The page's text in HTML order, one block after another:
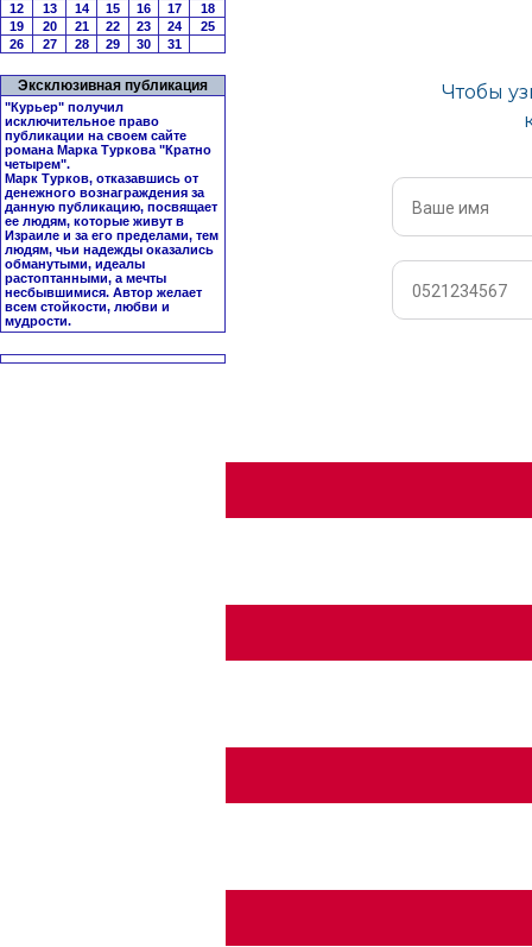
12
13 14 15 16 17
18
19
20 21 22 23 24
25
26
27 28 29 30 31
Эксклюзивная публикация
"Курьер" получил
исключительное право
публикации на своем сайте
романа Марка Туркова "Кратно
четырем".
Марк Турков, отказавшись от
денежного вознаграждения за
данную публикацию, посвящает
ее людям, которые живут в
Израиле и за его пределами, тем
людям, чьи надежды оказались
обманутыми, идеалы
растоптанными, а мечты
несбывшимися. Автор желает
всем стойкости, любви и
мудрости.